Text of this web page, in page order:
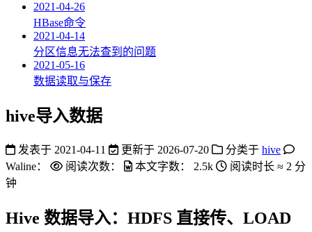
2021-04-26
HBase命令
2021-04-14
分区信息无法查到的问题
2021-05-16
数据读取与保存
hive导入数据
发表于 2021-04-11 更新于 2026-07-20 分类于 hive
Waline：
阅读次数： 本文字数： 2.5k 阅读时长 ≈ 2 分
钟
Hive 数据导入：HDFS 直接传、LOAD